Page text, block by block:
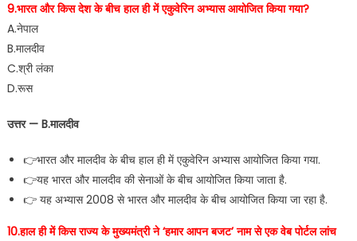
9.भारत और किस देश के बीच हाल ही में एकुवेरिन अभ्यास आयोजित किया गया?
A.नेपाल
B.मालदीव
C.श्री लंका
D.रूस
उत्तर — B.मालदीव
👉भारत और मालदीव के बीच हाल ही में एकुवेरिन अभ्यास आयोजित किया गया.
👉यह भारत और मालदीव की सेनाओं के बीच आयोजित किया जाता है.
👉 यह अभ्यास 2008 से भारत और मालदीव के बीच आयोजित किया जा रहा है.
10.हाल ही में किस राज्य के मुख्यमंत्री ने ‘हमार आपन बजट’ नाम से एक वेब पोर्टल लांच